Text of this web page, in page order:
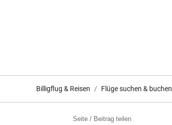
Billigflug & Reisen Flüge suchen & buchen
Seite / Beitrag teilen